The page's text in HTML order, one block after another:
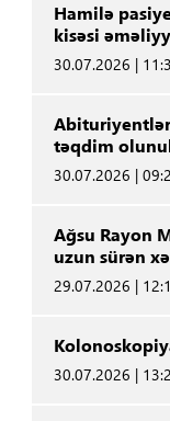
Hamilə
kisəsi
30.07.2026 |
təqdim
30.07.2026 |
Ağsu Rayon
uzun sürən
29.07.2026 |
30.07.2026 |